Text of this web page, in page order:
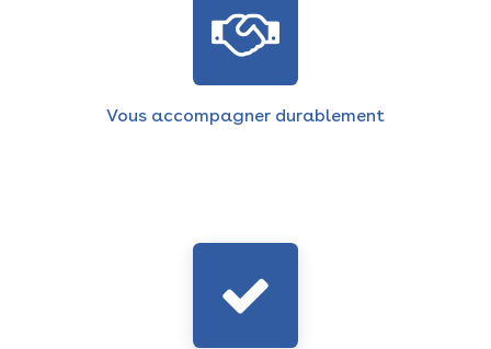
Vous accompagner durablement